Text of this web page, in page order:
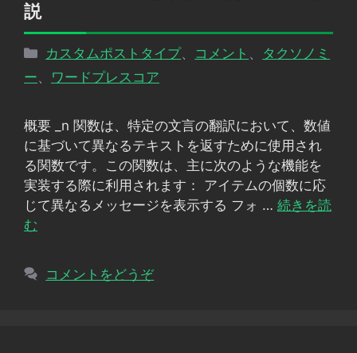
説
カ
テ
ー
カスタムポストタイプ、 コメント
タクソノミ
ー
ワードプレスコア
概要 _n 関数は、特定の文言の翻訳において、数値
に基づいて異なるテキストを返すために使用され
る関数です。この関数は、主に次のような機能を
実装する際に利用されます： アイテムの個数に応
じて異なるメッセージを表示する フォ … 続きを読
む
コメントをどうぞ